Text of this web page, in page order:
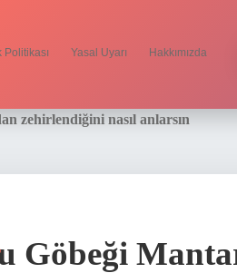
Politikası Yasal Uyarı Hakkımızda
zehirlendiğini nasıl anlarsın
Göbeği